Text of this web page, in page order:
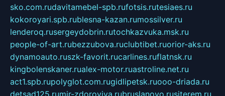
sko.com.rudavitamebel-spb.rufotsis.rutesiaes.ru
kokoroyari.spb.rublesna-kazan.rumossilver.ru
lenderoq.rusergeydobrin.rutochkazvuka.msk.ru
people-of-art.rubezzubova.ruclubtibet.ruorior-aks.ru
dynamoauto.ruszk-favorit.rucarlines.ruflatnsk.ru
kingbolenskaner.rualex-motor.ruastroline.net.ru
act1.spb.rupolyglot.com.rugidlipetsk.ruooo-driada.ru
detsad125.rumir-zdoroviya.rubruslanovo.rusiterem.ru